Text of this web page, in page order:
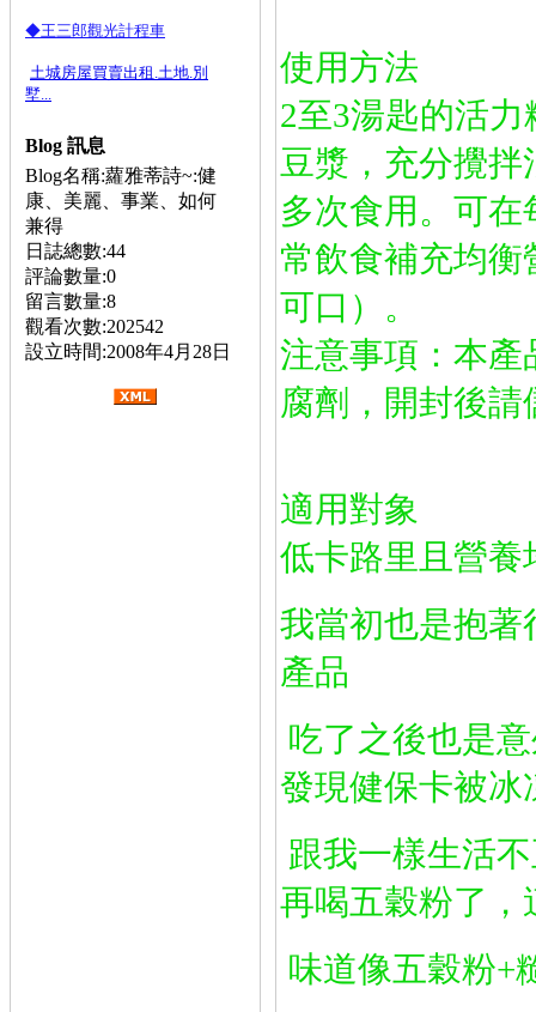
◆王三郎觀光計程車
土城房屋買賣出租.土地.別
墅...
Blog 訊息
Blog名稱:蘿雅蒂詩~:健
康、美麗、事業、如何
兼得
日誌總數:44
評論數量:0
留言數量:8
觀看次數:202542
設立時間:2008年4月28日
使用方法
2至3湯匙的活力
豆漿，充分攪
多次食用。可
常飲食補充均
可口）。
注意事項：本產
腐劑，開封後請
適用對象
低卡路里且營養
我當初也是抱著
產品
吃了之後也是
發現健保卡被冰
跟我一樣生活
再喝五穀粉了，
味道像五穀粉+